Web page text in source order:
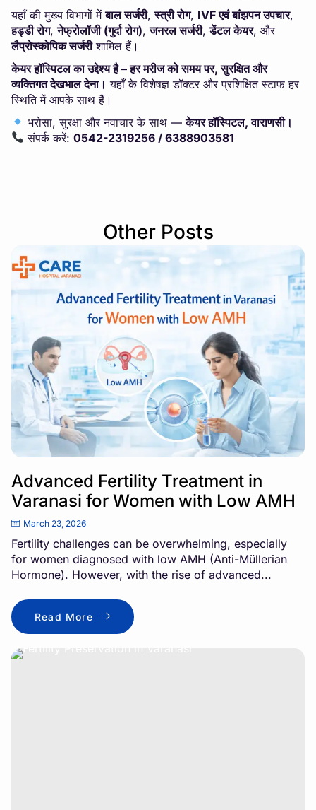
यहाँ की मुख्य विभागों मेंबाल सर्जरी,स्त्री रोग, IVF एवं बांझपन उपचार,
हड्डी रोग,नेफ्रोलॉजी (गुर्दा रोग),जनरल सर्जरी,डेंटल केयर, और
लैप्रोस्कोपिक सर्जरीशामिल हैं।
केयर हॉस्पिटल का उद्देश्य है – हर मरीज को समय पर, सुरक्षित और
व्यक्तिगत देखभाल देना। यहाँ के विशेषज्ञ डॉक्टर और प्रशिक्षित स्टाफ हर
स्थिति में आपके साथ हैं।
भरोसा, सुरक्षा और नवाचार के साथ —केयर हॉस्पिटल, वाराणसी।
संपर्क करें:0542-2319256 / 6388903581
Other Posts
Advanced Fertility Treatment in
Varanasi for Women with Low AMH
March 23, 2026
Fertility challenges can be overwhelming, especially
for women diagnosed with low AMH (Anti-Müllerian
Hormone). However, with the rise of advanced...
Read More